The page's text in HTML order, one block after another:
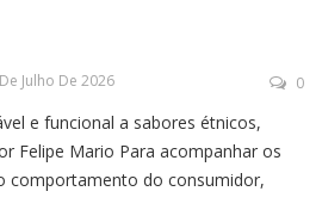
Julho De 2026 0
e funcional a sabores étnicos,
Felipe Mario Para acompanhar os
comportamento do consumidor,